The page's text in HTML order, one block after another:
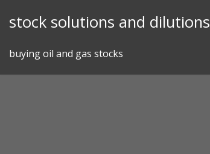
stock solutions and dilutions
buying oil and gas stocks